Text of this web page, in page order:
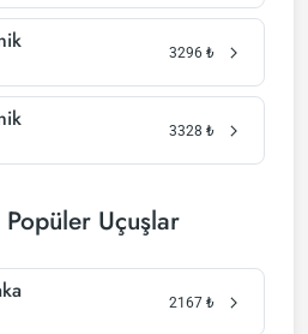
3296 ₺
3328 ₺
Uçuşlar
2167 ₺